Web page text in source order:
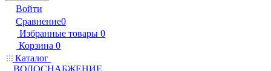
Войти
Сравнение0
Избранные товары 0
Корзина 0
Каталог
ВОДОСНАБЖЕНИЕ